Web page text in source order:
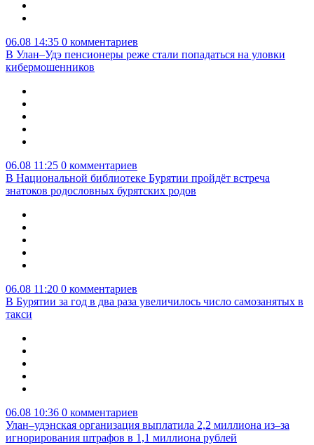
06.08 14:35 0 комментариев
В Улан–Удэ пенсионеры реже стали попадаться на уловки
кибермошенников
06.08 11:25 0 комментариев
В Национальной библиотеке Бурятии пройдёт встреча
знатоков родословных бурятских родов
06.08 11:20 0 комментариев
В Бурятии за год в два раза увеличилось число самозанятых в
такси
06.08 10:36 0 комментариев
Улан–удэнская организация выплатила 2,2 миллиона из–за
игнорирования штрафов в 1,1 миллиона рублей